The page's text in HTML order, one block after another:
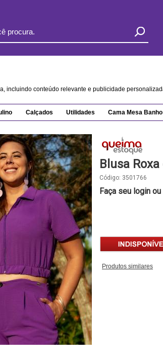
incluindo conteúdo relevante e publicidade
Calçados Utilidades Cama Mesa Banho
Blusa
Código: 3501766
Faça seu login
Produtos similares